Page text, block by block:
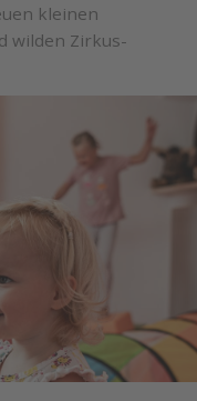
kleinen
wilden Zirkus-